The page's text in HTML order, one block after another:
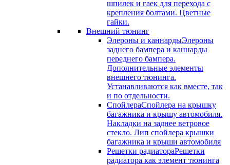
шпилек и гаек для перехода с
крепления болтами. Цветные
гайки.
Внешний тюнинг
Элероны и каннардыЭлероны
заднего бампера и каннарды
переднего бампера.
Дополнительные элементы
внешнего тюнинга.
Устанавливаются как вместе, так
и по отдельности.
СпойлераСпойлера на крышку
багажника и крышу автомобиля.
Накладки на заднее ветровое
стекло. Лип спойлера крышки
багажника и крыши автомобиля
Решетки радиатораРешетки
радиатора как элемент тюнинга